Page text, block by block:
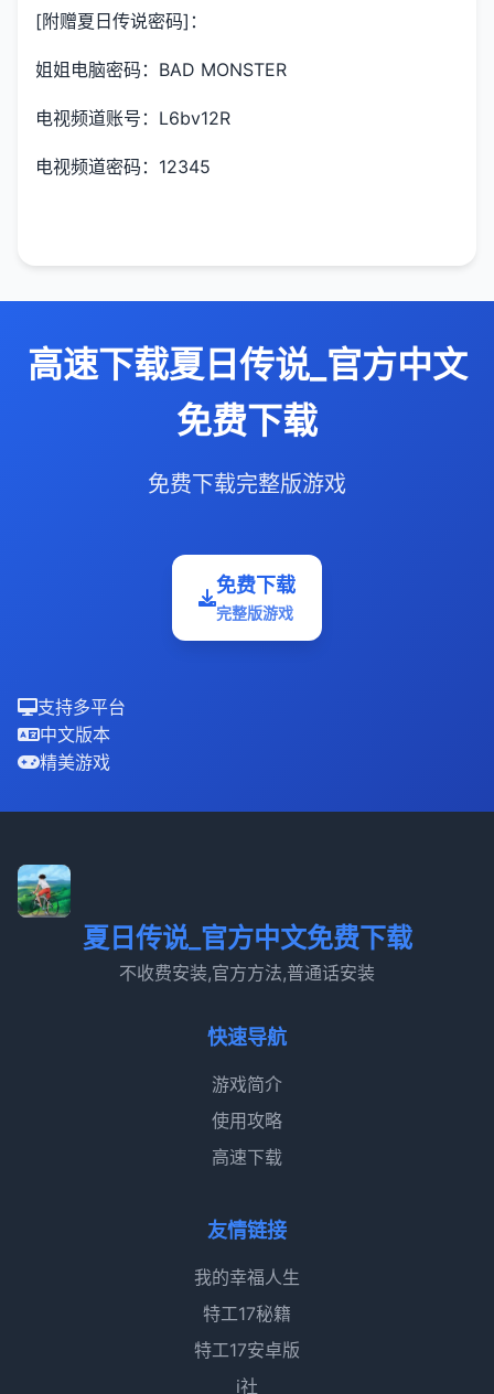
[附赠夏日传说密码]：
姐姐电脑密码：BAD MONSTER
电视频道账号：L6bv12R
电视频道密码：12345
高速下载夏日传说_官方中文
免费下载
免费下载完整版游戏
免费下载
完整版游戏
支持多平台
中文版本
精美游戏
夏日传说_官方中文免费下载
不收费安装,官方方法,普通话安装
快速导航
游戏简介
使用攻略
高速下载
友情链接
我的幸福人生
特工17秘籍
特工17安卓版
i社